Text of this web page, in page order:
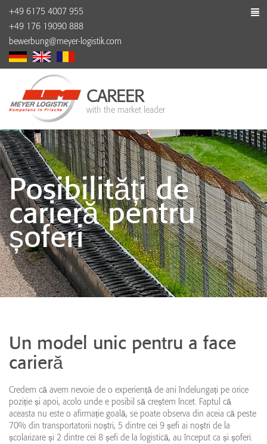
+49 6175 4007 955
+49 176 19090 888
bewerbung@meyer-logistik.com
CAREER
with the market leader
Posibilități de
carieră pentru
șoferi
Un model unic pentru a face
carieră
Credem că avem nevoie de o experiență de ani îndelungați pe orice
poziție și apoi, acolo unde e posibil să creștem încet. Faptul că
aceasta nu este o afirmație goală, se poate observa din aceia că peste
70% din transportatorii noștri, 5 dintre cei 9 șefi ai noștri de la
școlarizare și 2 dintre cei 8 șefi de la logistică, au început ca și șoferi.